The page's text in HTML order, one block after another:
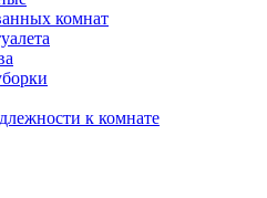
комнат
к комнате